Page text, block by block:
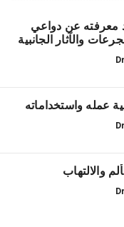
معرفته عن دواعي
والآثار الجانبية
عمله واستخداماته
والالتهاب